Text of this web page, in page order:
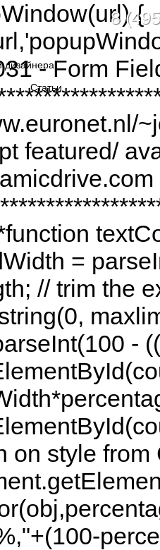
{
- Form
featured/
=
// trim the
-
on style
8
дизайнера
Статьи